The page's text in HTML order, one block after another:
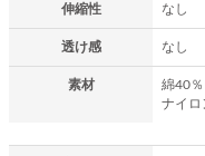
伸縮性 なし
透け感 なし
素材
綿40
ナイロ